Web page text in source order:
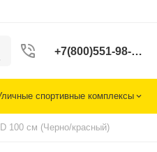
+7(800)551-98-51
спортивные комплексы
100 см (Черно/красный)